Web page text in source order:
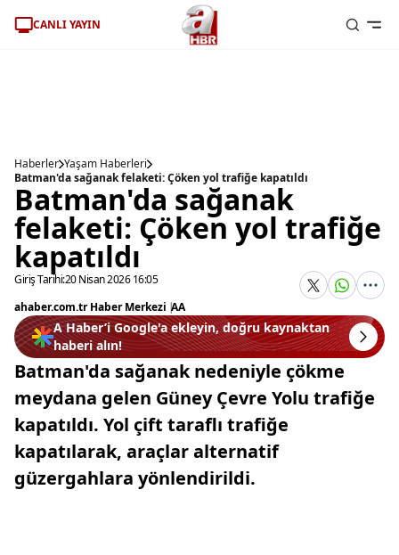
CANLI YAYIN
Haberler Yaşam Haberleri
Batman'da sağanak felaketi: Çöken yol trafiğe kapatıldı
Batman'da sağanak
felaketi: Çöken yol trafiğe
kapatıldı
Giriş Tarihi:20 Nisan 2026 16:05
ahaber.com.tr Haber Merkezi |AA
A Haber’i Google'a ekleyin, doğru kaynaktan
haberi alın!
Batman'da sağanak nedeniyle çökme
meydana gelen Güney Çevre Yolu trafiğe
kapatıldı. Yol çift taraflı trafiğe
kapatılarak, araçlar alternatif
güzergahlara yönlendirildi.